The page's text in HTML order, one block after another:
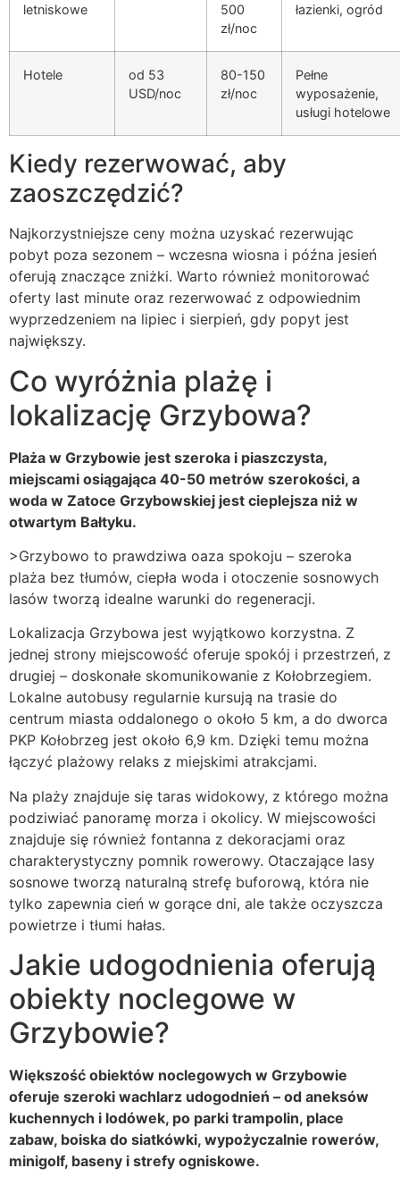
letniskowe
500
zł/noc
łazienki, ogród
Hotele
od 53
USD/noc
80-150
zł/noc
Pełne
wyposażenie,
usługi hotelowe
Kiedy rezerwować, aby
zaoszczędzić?
Najkorzystniejsze ceny można uzyskać rezerwując
pobyt poza sezonem – wczesna wiosna i późna jesień
oferują znaczące zniżki. Warto również monitorować
oferty last minute oraz rezerwować z odpowiednim
wyprzedzeniem na lipiec i sierpień, gdy popyt jest
największy.
Co wyróżnia plażę i
lokalizację Grzybowa?
Plaża w Grzybowie jest szeroka i piaszczysta,
miejscami osiągająca 40-50 metrów szerokości, a
woda w Zatoce Grzybowskiej jest cieplejsza niż w
otwartym Bałtyku.
>Grzybowo to prawdziwa oaza spokoju – szeroka
plaża bez tłumów, ciepła woda i otoczenie sosnowych
lasów tworzą idealne warunki do regeneracji.
Lokalizacja Grzybowa jest wyjątkowo korzystna. Z
jednej strony miejscowość oferuje spokój i przestrzeń, z
drugiej – doskonałe skomunikowanie z Kołobrzegiem.
Lokalne autobusy regularnie kursują na trasie do
centrum miasta oddalonego o około 5 km, a do dworca
PKP Kołobrzeg jest około 6,9 km. Dzięki temu można
łączyć plażowy relaks z miejskimi atrakcjami.
Na plaży znajduje się taras widokowy, z którego można
podziwiać panoramę morza i okolicy. W miejscowości
znajduje się również fontanna z dekoracjami oraz
charakterystyczny pomnik rowerowy. Otaczające lasy
sosnowe tworzą naturalną strefę buforową, która nie
tylko zapewnia cień w gorące dni, ale także oczyszcza
powietrze i tłumi hałas.
Jakie udogodnienia oferują
obiekty noclegowe w
Grzybowie?
Większość obiektów noclegowych w Grzybowie
oferuje szeroki wachlarz udogodnień – od aneksów
kuchennych i lodówek, po parki trampolin, place
zabaw, boiska do siatkówki, wypożyczalnie rowerów,
minigolf, baseny i strefy ogniskowe.